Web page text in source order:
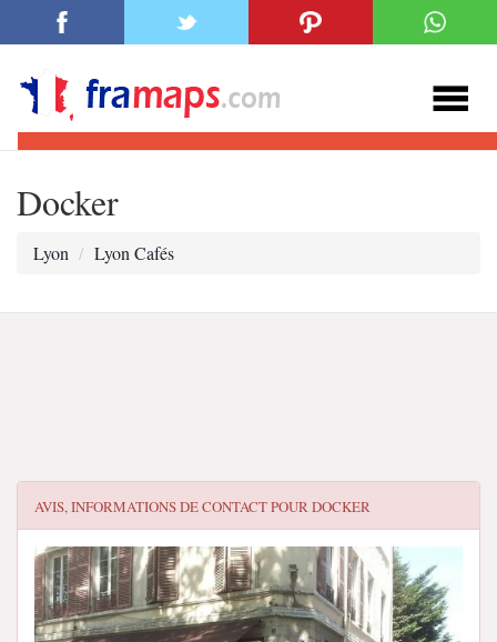
Docker
Lyon Lyon Cafés
AVIS, INFORMATIONS DE CONTACT POURDOCKER